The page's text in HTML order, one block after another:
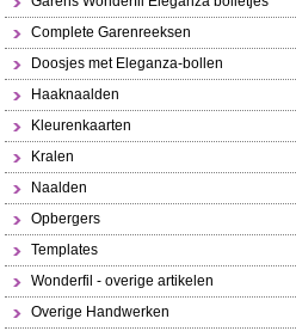
Complete Garenreeksen
Doosjes met Eleganza-bollen
Haaknaalden
Kleurenkaarten
Kralen
Naalden
Opbergers
Templates
Wonderfil - overige artikelen
Overige Handwerken